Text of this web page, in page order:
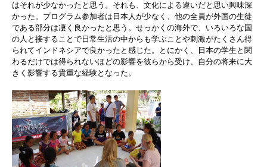
はそれが少なかったと思う。それも、文化による違いだと思い興味深
かった。プログラム参加者は日本人が少なく、他の全員が外国の生徒
である部分は凄く良かったと思う。せっかくの海外で、いろいろな国
の人と接することで日常生活の中からも学ぶことや刺激がたくさん得
られてインドネシアで良かったと感じた。とにかく、日本の学生と関
わるだけでは得られないほどの影響を彼らから受け、自分の将来に大
きく影響する貴重な経験となった。